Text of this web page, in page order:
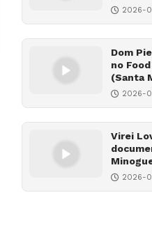
2026-
Dom
no
(Santa
2026-
Virei
2026-